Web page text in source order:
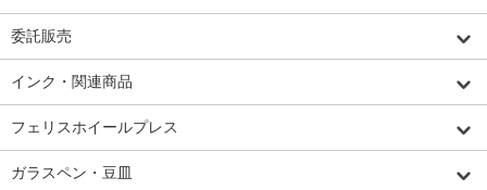
委託販売
インク・関連商品
フェリスホイールプレス
ガラスペン・豆皿